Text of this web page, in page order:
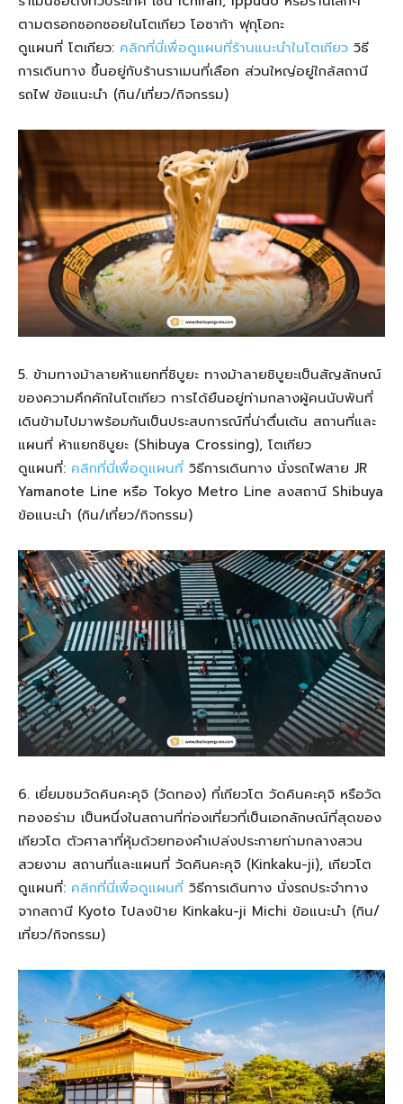
ตามตรอกซอกซอยในโตเกียว โอซาก้า ฟุกุโอกะ
ดูแผนที่ โตเกียว: คลิกที่นี่เพื่อดูแผนที่ร้านแนะนำในโตเกียว วิธี
การเดินทาง ขึ้นอยู่กับร้านราเมนที่เลือก ส่วนใหญ่อยู่ใกล้สถานี
รถไฟ ข้อแนะนำ (กิน/เที่ยว/กิจกรรม)
5. ข้ามทางม้าลายห้าแยกที่ชิบูยะ ทางม้าลายชิบูยะเป็นสัญลักษณ์
ของความคึกคักในโตเกียว การได้ยืนอยู่ท่ามกลางผู้คนนับพันที่
เดินข้ามไปมาพร้อมกันเป็นประสบการณ์ที่น่าตื่นเต้น สถานที่และ
แผนที่ ห้าแยกชิบูยะ (Shibuya Crossing), โตเกียว
ดูแผนที่: คลิกที่นี่เพื่อดูแผนที่ วิธีการเดินทาง นั่งรถไฟสาย JR
Yamanote Line หรือ Tokyo Metro Line ลงสถานี Shibuya
ข้อแนะนำ (กิน/เที่ยว/กิจกรรม)
6. เยี่ยมชมวัดคินคะคุจิ (วัดทอง) ที่เกียวโต วัดคินคะคุจิ หรือวัด
ทองอร่าม เป็นหนึ่งในสถานที่ท่องเที่ยวที่เป็นเอกลักษณ์ที่สุดของ
เกียวโต ตัวศาลาที่หุ้มด้วยทองคำเปล่งประกายท่ามกลางสวน
สวยงาม สถานที่และแผนที่ วัดคินคะคุจิ (Kinkaku-ji), เกียวโต
ดูแผนที่: คลิกที่นี่เพื่อดูแผนที่ วิธีการเดินทาง นั่งรถประจำทาง
จากสถานี Kyoto ไปลงป้าย Kinkaku-ji Michi ข้อแนะนำ (กิน/
เที่ยว/กิจกรรม)